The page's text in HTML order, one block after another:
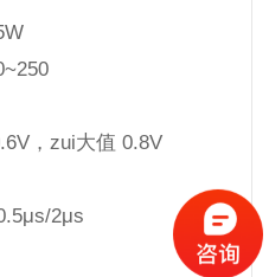
，zui大值 0.8V
2μs